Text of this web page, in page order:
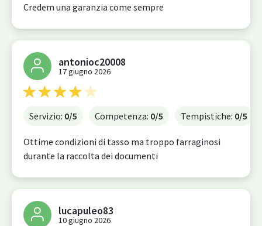
Credem una garanzia come sempre
antonioc20008
17 giugno 2026
Servizio: 0/5 Competenza: 0/5 Tempistiche: 0/5
Ottime condizioni di tasso ma troppo farraginosi
durante la raccolta dei documenti
lucapuleo83
10 giugno 2026